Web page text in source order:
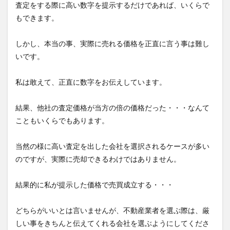
査定をする際に高い数字を提示するだけであれば、いくらで
もできます。
しかし、本当の事、実際に売れる価格を正直に言う事は難し
いです。
私は敢えて、正直に数字をお伝えしています。
結果、他社の査定価格が当方の倍の価格だった・・・なんて
こともいくらでもあります。
当然の様に高い査定を出した会社を選択されるケースが多い
のですが、実際に売却できるわけではありません。
結果的に私が提示した価格で売買成立する・・・
どちらがいいとは言いませんが、不動産業者を選ぶ際は、厳
しい事をきちんと伝えてくれる会社を選ぶようにしてくださ